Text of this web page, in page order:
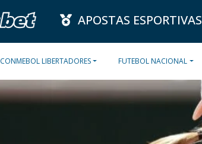
APOSTAS ESPORTIVAS
CONMEBOL LIBERTADORES FUTEBOL NACIONAL